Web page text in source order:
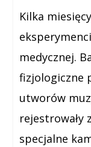
Kilka
medycznej.
fizjologiczne
utworów
rejestrowały
specjalne